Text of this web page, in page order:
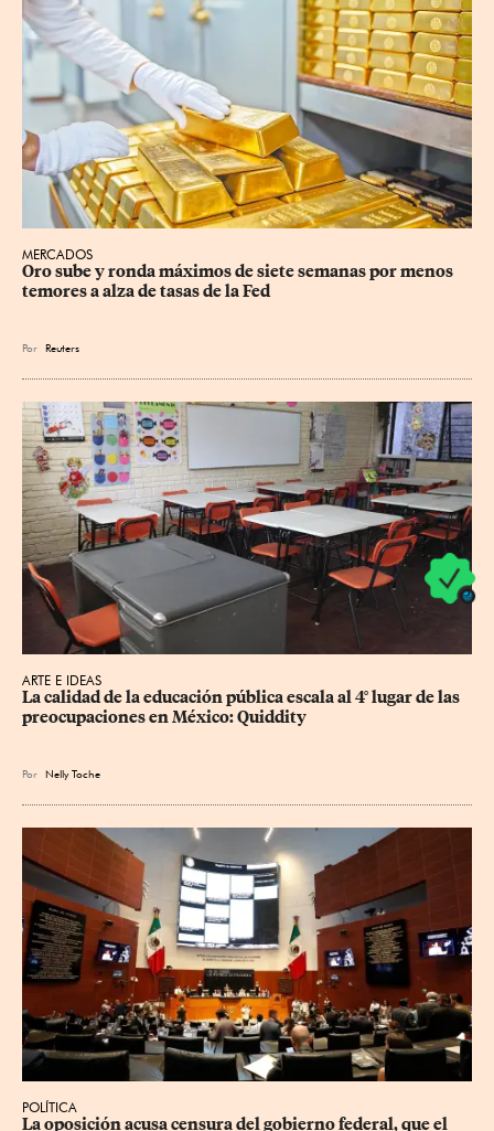
MERCADOS
Oro sube y ronda máximos de siete semanas por menos
temores a alza de tasas de la Fed
Por Reuters
ARTE E IDEAS
La calidad de la educación pública escala al 4° lugar de las
preocupaciones en México: Quiddity
Por Nelly Toche
POLÍTICA
La oposición acusa censura del gobierno federal, que el